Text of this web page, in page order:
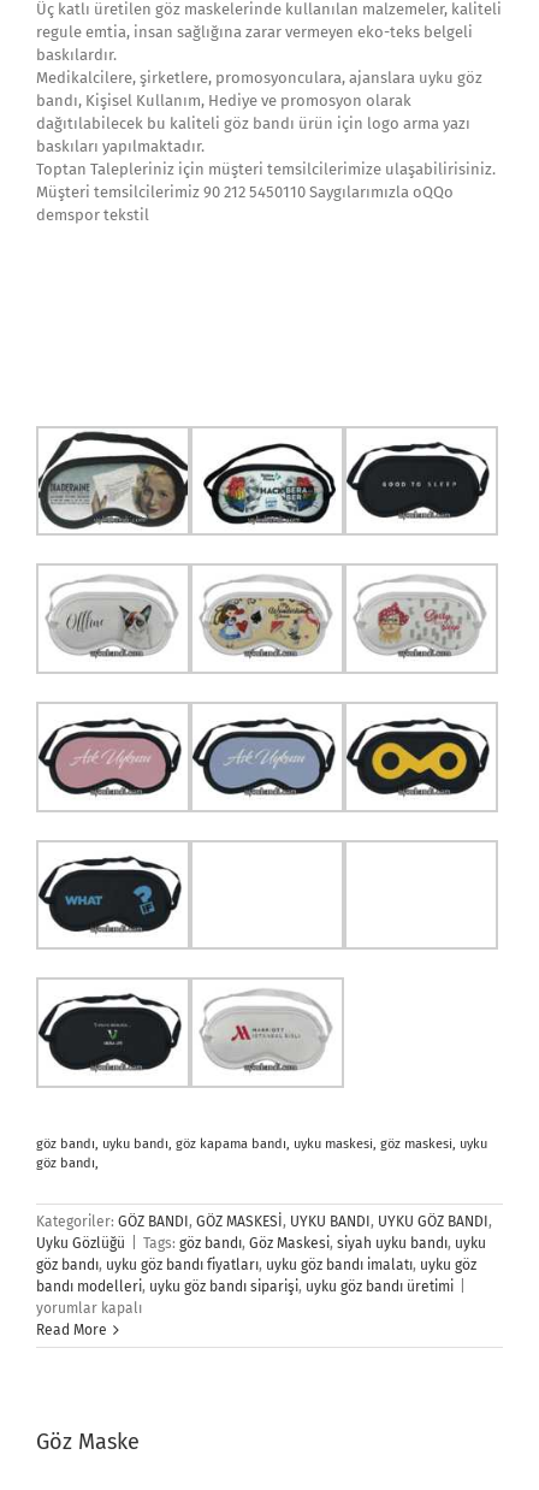
Üç katlı üretilen göz maskelerinde kullanılan malzemeler, kaliteli
regule emtia, insan sağlığına zarar vermeyen eko-teks belgeli
baskılardır.
Medikalcilere, şirketlere, promosyonculara, ajanslara uyku göz
bandı, Kişisel Kullanım, Hediye ve promosyon olarak
dağıtılabilecek bu kaliteli göz bandı ürün için logo arma yazı
baskıları yapılmaktadır.
Toptan Talepleriniz için müşteri temsilcilerimize ulaşabilirisiniz.
Müşteri temsilcilerimiz 90 212 5450110 Saygılarımızla oQQo
demspor tekstil
göz bandı, uyku bandı, göz kapama bandı, uyku maskesi, göz maskesi, uyku
göz bandı,
Kategoriler: GÖZ BANDI , GÖZ MASKESİ , UYKU BANDI , UYKU GÖZ BANDI ,
Uyku Gözlüğü
Tags: göz bandı, Göz Maskesi, siyah uyku bandı, uyku
göz bandı, uyku göz bandı fiyatları, uyku göz bandı imalatı, uyku göz
bandı modelleri, uyku göz bandı siparişi, uyku göz bandı üretimi
için
yorumlar kapalı
Read More
Göz Maske